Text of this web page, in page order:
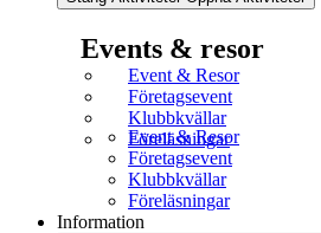
Events & resor
Event & Resor
Företagsevent
Klubbkvällar
Föreläsningar
Event & Resor
Företagsevent
Klubbkvällar
Föreläsningar
Information